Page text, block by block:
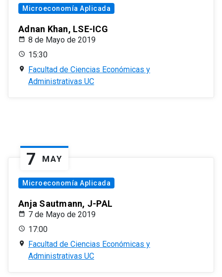
Microeconomía Aplicada
Adnan Khan, LSE-ICG
8 de Mayo de 2019
15:30
Facultad de Ciencias Económicas y
Administrativas UC
7 MAY
Microeconomía Aplicada
Anja Sautmann, J-PAL
7 de Mayo de 2019
17:00
Facultad de Ciencias Económicas y
Administrativas UC